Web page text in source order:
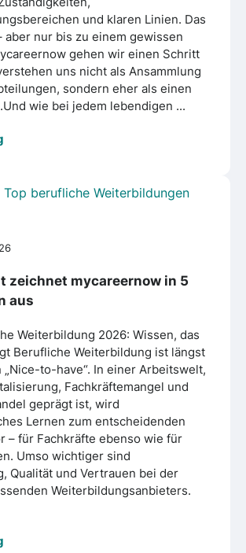
und klaren Linien. Das
aber nur bis zu einem gewissen
gehen wir einen Schritt
uns nicht als Ansammlung
sondern eher als einen
wie bei jedem lebendigen ...
zeichnet mycareernow in 5
aus
Weiterbildung 2026: Wissen, das
Berufliche Weiterbildung ist längst
„Nice-to-have“. In einer Arbeitswelt,
Fachkräftemangel und
geprägt ist, wird
Lernen zum entscheidenden
– für Fachkräfte ebenso wie für
Umso wichtiger sind
Qualität und Vertrauen bei der
Weiterbildungsanbieters.